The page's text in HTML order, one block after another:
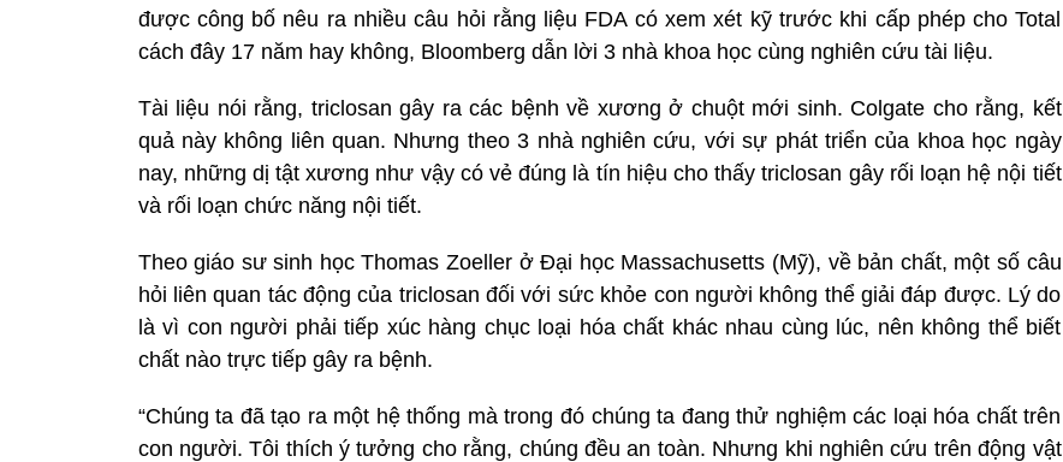
được công bố nêu ra nhiều câu hỏi rằng liệu FDA có xem xét kỹ trước khi cấp phép cho Total
cách đây 17 năm hay không, Bloomberg dẫn lời 3 nhà khoa học cùng nghiên cứu tài liệu.
Tài liệu nói rằng, triclosan gây ra các bệnh về xương ở chuột mới sinh. Colgate cho rằng, kết
quả này không liên quan. Nhưng theo 3 nhà nghiên cứu, với sự phát triển của khoa học ngày
nay, những dị tật xương như vậy có vẻ đúng là tín hiệu cho thấy triclosan gây rối loạn hệ nội tiết
và rối loạn chức năng nội tiết.
Theo giáo sư sinh học Thomas Zoeller ở Đại học Massachusetts (Mỹ), về bản chất, một số câu
hỏi liên quan tác động của triclosan đối với sức khỏe con người không thể giải đáp được. Lý do
là vì con người phải tiếp xúc hàng chục loại hóa chất khác nhau cùng lúc, nên không thể biết
chất nào trực tiếp gây ra bệnh.
“Chúng ta đã tạo ra một hệ thống mà trong đó chúng ta đang thử nghiệm các loại hóa chất trên
con người. Tôi thích ý tưởng cho rằng, chúng đều an toàn. Nhưng khi nghiên cứu trên động vật